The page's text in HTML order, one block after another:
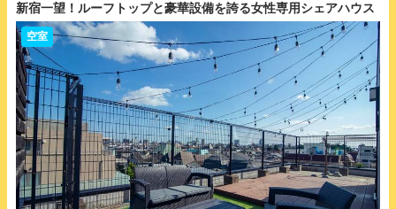
新宿一望！ルーフトップと豪華設備を誇る女性専用シェアハウス
空室